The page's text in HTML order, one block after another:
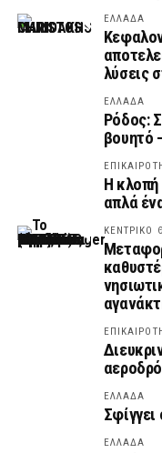
ΕΛΛΑΔΑ
λύσεις
ΕΛΛΑΔΑ
Ρόδος:
βουητό
Η κλοπή
απλά
ΚΕΝΤΡΙΚΟ
ΕΛΛΑΔΑ
ΕΛΛΑΔΑ